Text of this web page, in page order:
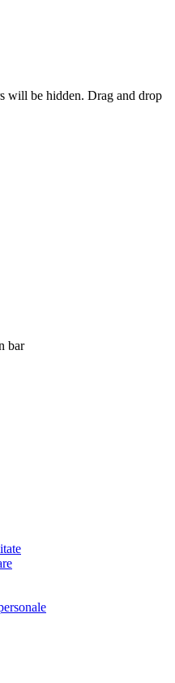
will be hidden. Drag and drop
bar